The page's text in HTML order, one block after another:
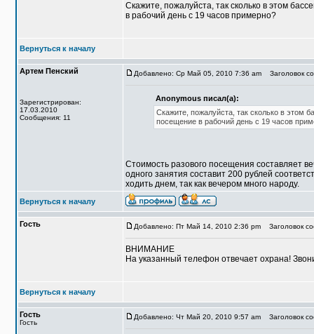
Скажите, пожалуйста, так сколько в этом
в рабочий день с 19 часов примерно?
Вернуться к началу
Артем Пенский
Зарегистрирован:
17.03.2010
Сообщения: 11
Добавлено: Ср Май 05, 2010 7:36 am Заголовок
Anonymous писал(а):
Скажите, пожалуйста, так сколько в этом
посещение в рабочий день с 19 часов
Стоимость разового посещения составляет
одного занятия составит 200 рублей
ходить днем, так как вечером много народу.
Вернуться к началу
Гость Добавлено: Пт Май 14, 2010 2:36 pm Заголовок
ВНИМАНИЕ
На указанный телефон отвечает охрана!
Вернуться к началу
Гость
Гость
Добавлено: Чт Май 20, 2010 9:57 am Заголовок